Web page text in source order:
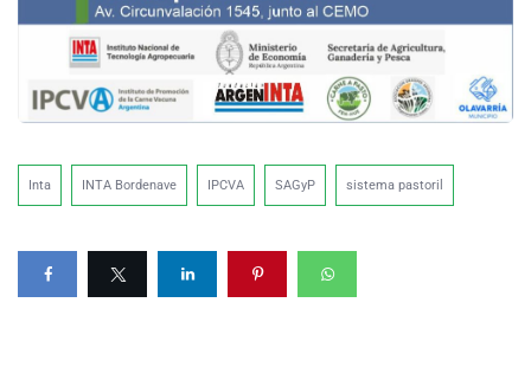
Inta INTA Bordenave IPCVA SAGyP sistema pastoril